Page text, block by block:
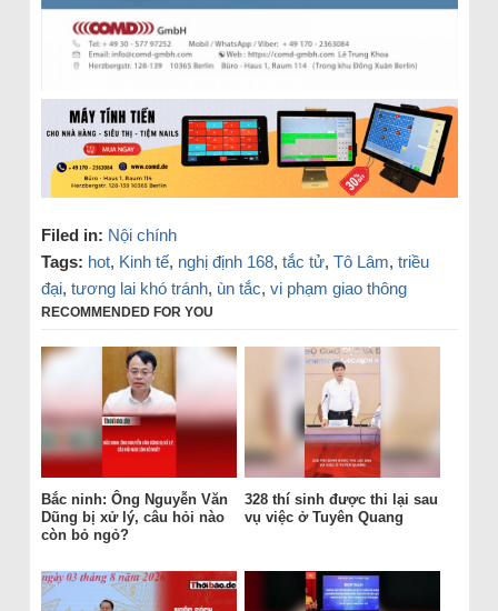
Filed in: Nội chính
Tags: hot, Kinh tế, nghị định 168, tắc tử, Tô Lâm, triều
đại, tương lai khó tránh, ùn tắc, vi phạm giao thông
RECOMMENDED FOR YOU
Bắc ninh: Ông Nguyễn Văn
Dũng bị xử lý, câu hỏi nào
còn bỏ ngỏ?
328 thí sinh được thi lại sau
vụ việc ở Tuyên Quang